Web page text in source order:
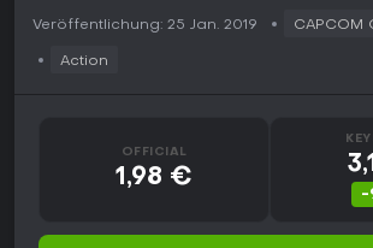
Veröffentlichung: 25 Jan. 2019 CAPCOM
Action
OFFICIAL
1,98 €
-